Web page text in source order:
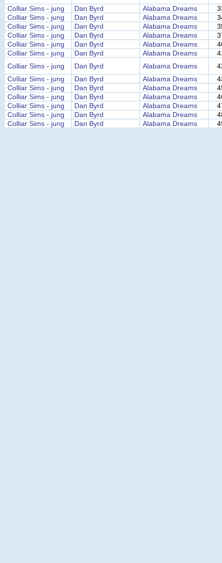
Colliar Sims - jung
Dan Byrd Alabama Dreams
Colliar Sims - jung
Dan Byrd Alabama Dreams
Colliar Sims - jung
Dan Byrd Alabama Dreams
Colliar Sims - jung
Dan Byrd Alabama Dreams
Colliar Sims - jung
Dan Byrd Alabama Dreams
Colliar Sims - jung
Dan Byrd Alabama Dreams
Colliar Sims - jung
Dan Byrd Alabama Dreams
Colliar Sims - jung
Dan Byrd Alabama Dreams
Colliar Sims - jung
Dan Byrd Alabama Dreams
Colliar Sims - jung
Dan Byrd Alabama Dreams
Colliar Sims - jung
Dan Byrd Alabama Dreams
Colliar Sims - jung
Dan Byrd Alabama Dreams
Colliar Sims - jung
Dan Byrd Alabama Dreams